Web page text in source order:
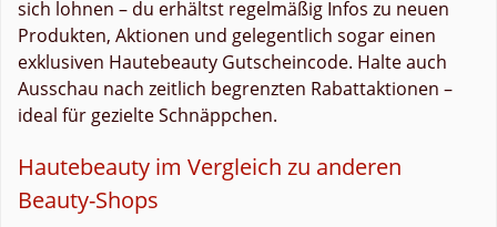
sich lohnen – du erhältst regelmäßig Infos zu neuen
Produkten, Aktionen und gelegentlich sogar einen
exklusiven Hautebeauty Gutscheincode. Halte auch
Ausschau nach zeitlich begrenzten Rabattaktionen –
ideal für gezielte Schnäppchen.
Hautebeauty im Vergleich zu anderen
Beauty-Shops